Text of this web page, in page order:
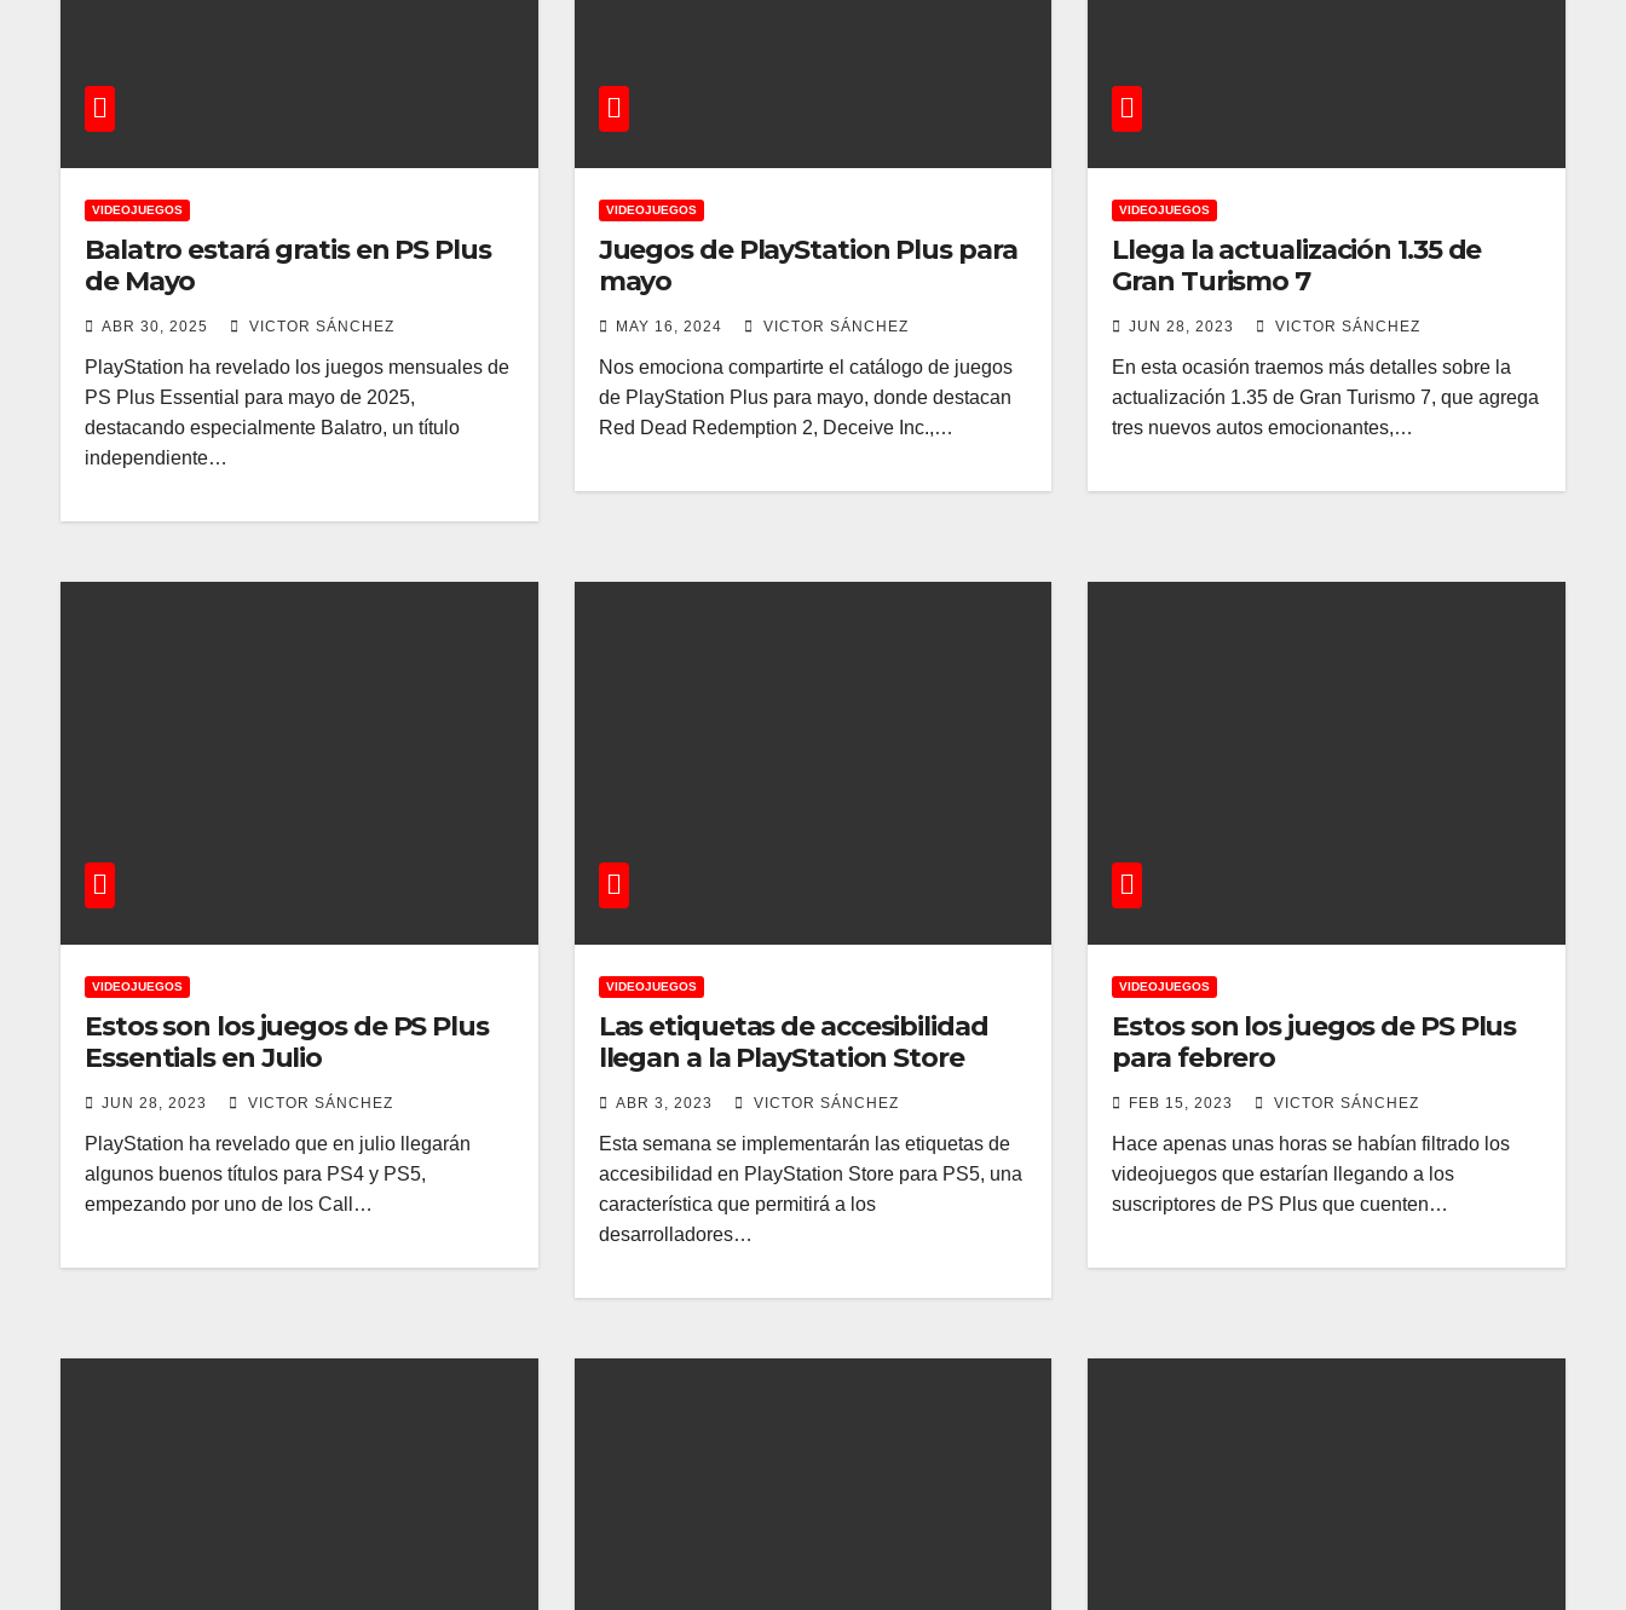
VIDEOJUEGOS
Balatro estará gratis en PS Plus
de Mayo
ABR 30, 2025 VICTOR SÁNCHEZ
PlayStation ha revelado los juegos mensuales de
PS Plus Essential para mayo de 2025,
destacando especialmente Balatro, un título
independiente…
VIDEOJUEGOS
Juegos de PlayStation Plus para
mayo
MAY 16, 2024 VICTOR SÁNCHEZ
Nos emociona compartirte el catálogo de juegos
de PlayStation Plus para mayo, donde destacan
Red Dead Redemption 2, Deceive Inc.,…
VIDEOJUEGOS
Llega la actualización 1.35 de
Gran Turismo 7
JUN 28, 2023 VICTOR SÁNCHEZ
En esta ocasión traemos más detalles sobre la
actualización 1.35 de Gran Turismo 7, que agrega
tres nuevos autos emocionantes,…
VIDEOJUEGOS
Estos son los juegos de PS Plus
Essentials en Julio
JUN 28, 2023 VICTOR SÁNCHEZ
PlayStation ha revelado que en julio llegarán
algunos buenos títulos para PS4 y PS5,
empezando por uno de los Call…
VIDEOJUEGOS
Las etiquetas de accesibilidad
llegan a la PlayStation Store
ABR 3, 2023 VICTOR SÁNCHEZ
Esta semana se implementarán las etiquetas de
accesibilidad en PlayStation Store para PS5, una
característica que permitirá a los
desarrolladores…
VIDEOJUEGOS
Estos son los juegos de PS Plus
para febrero
FEB 15, 2023 VICTOR SÁNCHEZ
Hace apenas unas horas se habían filtrado los
videojuegos que estarían llegando a los
suscriptores de PS Plus que cuenten…